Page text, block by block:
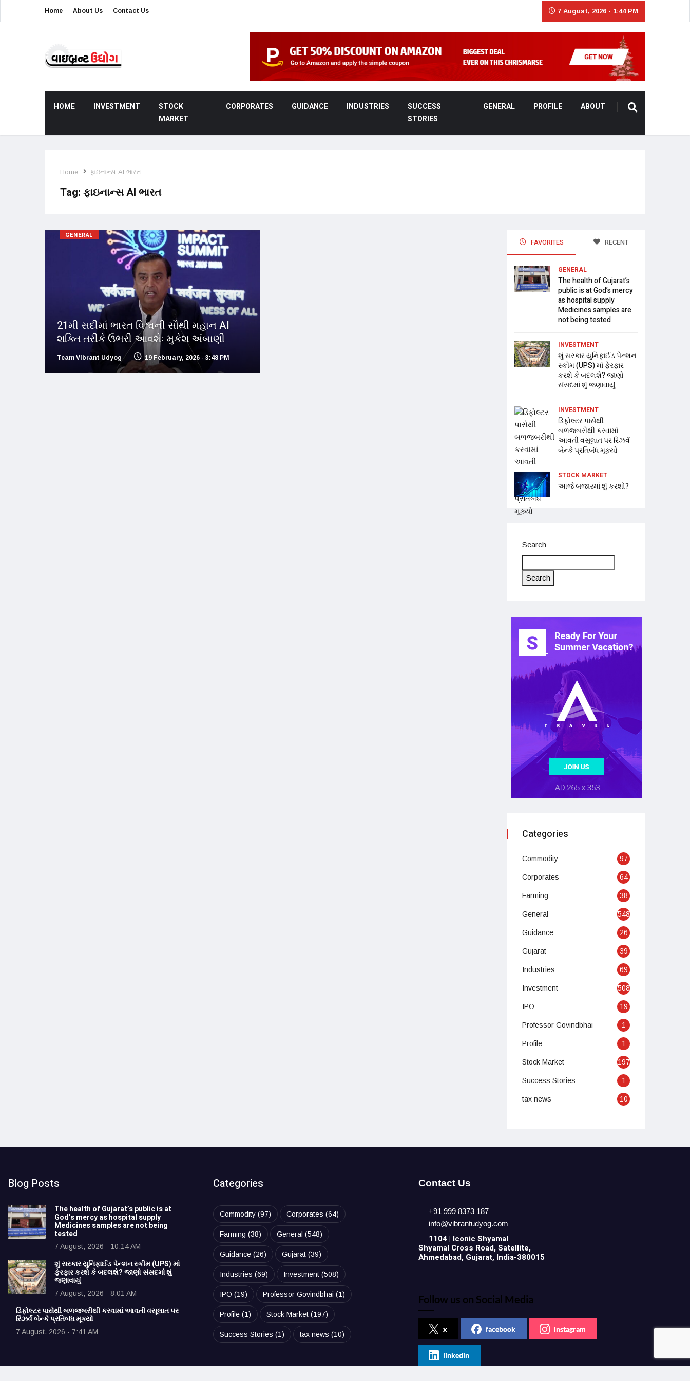
Home About Us Contact Us 7 August, 2026 - 1:44 PM
HOME INVESTMENT
STOCK
MARKET
CORPORATES GUIDANCE INDUSTRIES
SUCCESS
STORIES
GENERAL PROFILE ABOUT
Home ફાઇનાન્સ AI ભારત
Tag: ફાઇનાન્સ AI ભારત
GENERAL
21મી સદીમાં ભારત વિશ્વની સૌથી મહાન AI
શક્તિ તરીકે ઉભરી આવશેઃ મુકેશ અંબાણી
Team Vibrant Udyog 19 February, 2026 - 3:48 PM
FAVORITES RECENT
GENERAL
The health of Gujarat’s
public is at God’s mercy
as hospital supply
Medicines samples are
not being tested
INVESTMENT
શું સરકાર યુનિફાઈડ પેન્શન
સ્કીમ (UPS) માં ફેરફાર
કરશે કે બદલશે? જાણો
સંસદમાં શું જણાવાયું
INVESTMENT
ડિફોલ્ટર પાસેથી
બળજબરીથી કરવામાં
આવતી વસૂલાત પર રિઝર્વ
બેન્કે પ્રતિબંધ મૂક્યો
STOCK MARKET
આજે બજારમાં શું કરશો?
Search
Search
Categories
Commodity 97
Corporates 64
Farming 38
General 548
Guidance 26
Gujarat 39
Industries 69
Investment 508
IPO 19
Professor Govindbhai 1
Profile 1
Stock Market 197
Success Stories 1
tax news 10
Blog Posts
The health of Gujarat’s public is at
God’s mercy as hospital supply
Medicines samples are not being
tested
7 August, 2026 - 10:14 AM
શું સરકાર યુનિફાઈડ પેન્શન સ્કીમ (UPS) માં
ફેરફાર કરશે કે બદલશે? જાણો સંસદમાં શું
જણાવાયું
7 August, 2026 - 8:01 AM
ડિફોલ્ટર પાસેથી બળજબરીથી કરવામાં આવતી વસૂલાત પર
રિઝર્વ બેન્કે પ્રતિબંધ મૂક્યો
7 August, 2026 - 7:41 AM
Categories
Commodity(97) Corporates (64)
Farming (38) General (548)
Guidance(26) Gujarat(39)
Industries (69) Investment(508)
IPO (19) Professor Govindbhai (1)
Profile(1) Stock Market(197)
Success Stories (1) tax news (10)
Contact Us
+91 999 8373 187
info@vibrantudyog.com
1104 | Iconic Shyamal
Shyamal Cross Road, Satellite,
Ahmedabad, Gujarat, India-380015
Follow us on Social Media
x facebook instagram
linkedin